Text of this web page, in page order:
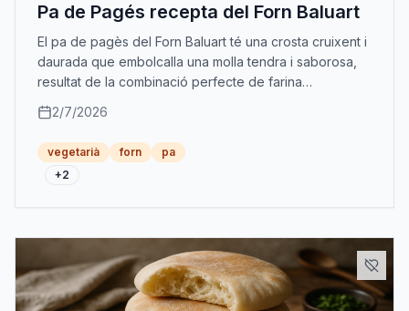
Pa de Pagés recepta del Forn Baluart
El pa de pagès del Forn Baluart té una crosta cruixent i
daurada que embolcalla una molla tendra i saborosa,
resultat de la combinació perfecte de farina
panificable, farina força i aigua.
2/7/2026
vegetarià forn
pa
+2